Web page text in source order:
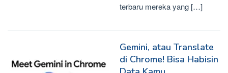
terbaru mereka yang […]
Gemini, atau Translate
di Chrome! Bisa Habisin